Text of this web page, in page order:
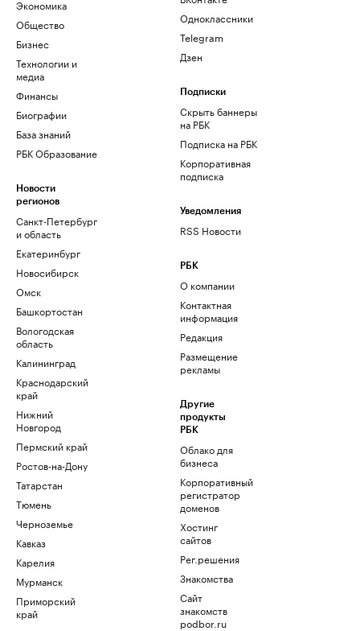
Экономика
Общество
Бизнес
Технологии и
медиа
Финансы
Биографии
База знаний
РБК Образование
Новости
регионов
Санкт-Петербург
и область
Екатеринбург
Новосибирск
Омск
Башкортостан
Вологодская
область
Калининград
Краснодарский
край
Нижний
Новгород
Пермский край
Ростов-на-Дону
Татарстан
Тюмень
Черноземье
Кавказ
Карелия
Мурманск
Приморский
край
Одноклассники
Telegram
Дзен
Подписки
Скрыть баннеры
на РБК
Подписка на РБК
Корпоративная
подписка
Уведомления
RSS Новости
РБК
О компании
Контактная
информация
Редакция
Размещение
рекламы
Другие
продукты
РБК
Облако для
бизнеса
Корпоративный
регистратор
доменов
Хостинг
сайтов
Рег.решения
Знакомства
Сайт
знакомств
podbor.ru